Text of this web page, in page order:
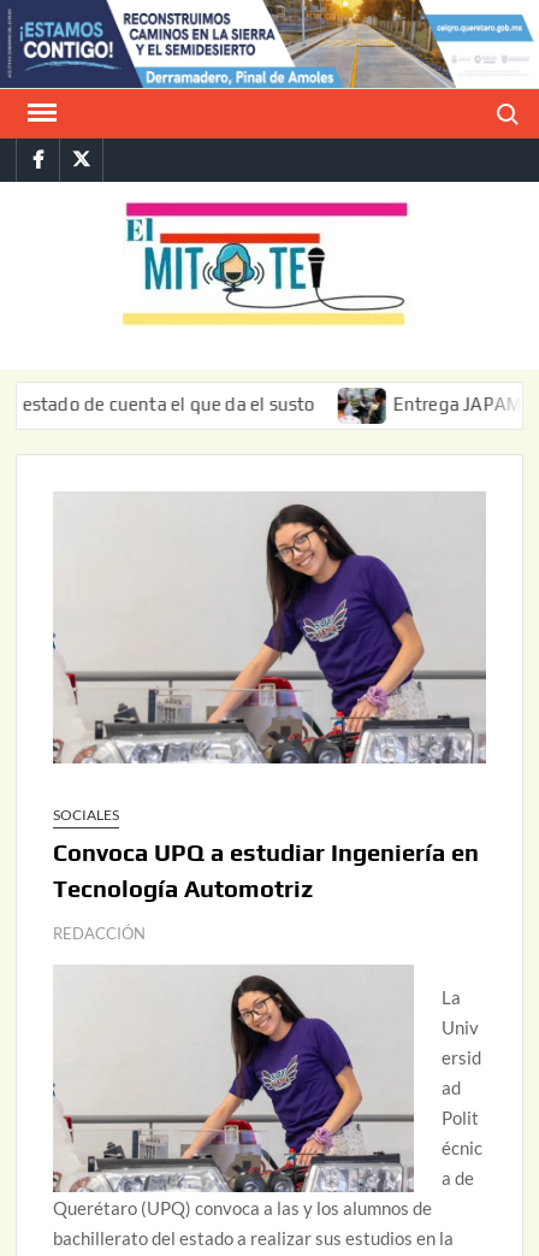
Saltar
al
contenido
FacebookTwitter
de cuenta el que da el susto Entrega JAPAM
SOCIALES
Convoca UPQ a estudiar Ingeniería en
Tecnología Automotriz
REDACCIÓN
La
Univ
ersid
ad
Polit
écnic
a de
Querétaro (UPQ) convoca a las y los alumnos de
bachillerato del estado a realizar sus estudios en la